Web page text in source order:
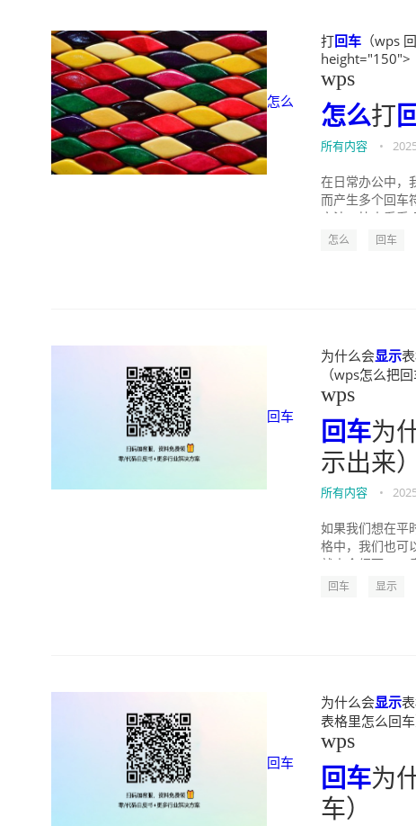
怎么
打回车 （wps
height="150">
wps
怎么打
所有内容 •
在日常办公中，
而产生多个回车
怎么 回车
回车
为什么会显示
（wps怎么把
wps
回车为
示出来）
所有内容 •
如果我们想在平
格中，我们也可
回车 显示
回车
为什么会显示
表格里怎么回
wps
回车为
车）